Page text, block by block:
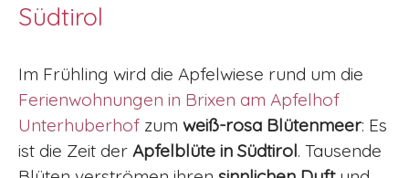
Südtirol
Im Frühling wird die Apfelwiese rund um die
Ferienwohnungen in Brixen am Apfelhof
Unterhuberhof zum weiß-rosa Blütenmeer: Es
ist die Zeit der Apfelblüte in Südtirol. Tausende